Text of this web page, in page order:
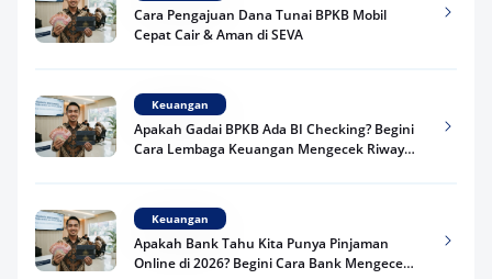
Cara Pengajuan Dana Tunai BPKB Mobil
Cepat Cair & Aman di SEVA
Keuangan
Apakah Gadai BPKB Ada BI Checking? Begini
Cara Lembaga Keuangan Mengecek Riwayat
Keuangan
Apakah Bank Tahu Kita Punya Pinjaman
Online di 2026? Begini Cara Bank Mengecek